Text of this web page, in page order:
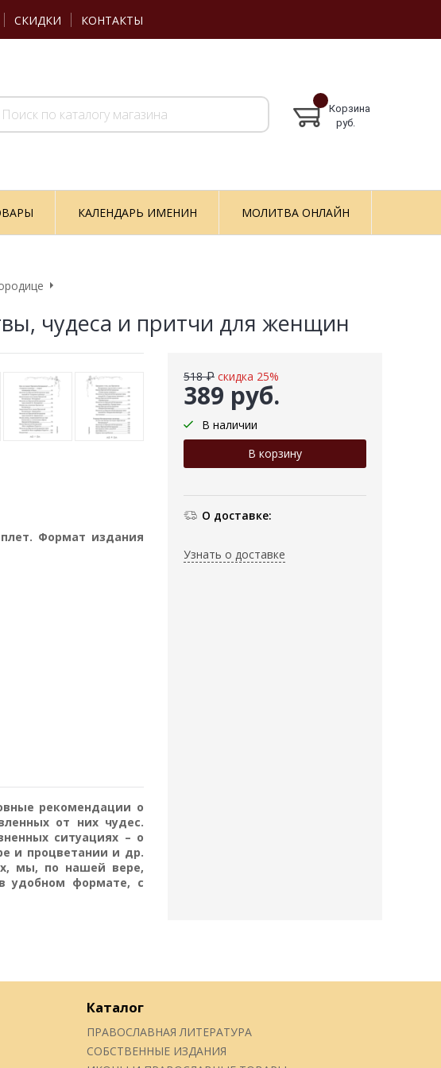
СКИДКИ КОНТАКТЫ
Корзина
руб.
КАЛЕНДАРЬ ИМЕНИН МОЛИТВА ОНЛАЙН
чудеса и притчи для женщин
389 руб.
518 ₽ скидка 25%
В наличии
О доставке:
Узнать о доставке
Формат издания
рекомендации о
от них чудес.
ситуациях – о
и процветании и др.
мы, по нашей вере,
удобном формате, с
Каталог
ПРАВОСЛАВНАЯ ЛИТЕРАТУРА
СОБСТВЕННЫЕ ИЗДАНИЯ